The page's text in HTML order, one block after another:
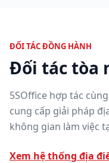
ĐỐI TÁC ĐỒNG HÀNH
Đối tác tòa
5SOffice hợp tác
cung cấp giải pháp
không gian làm việc
Xem hệ thống địa